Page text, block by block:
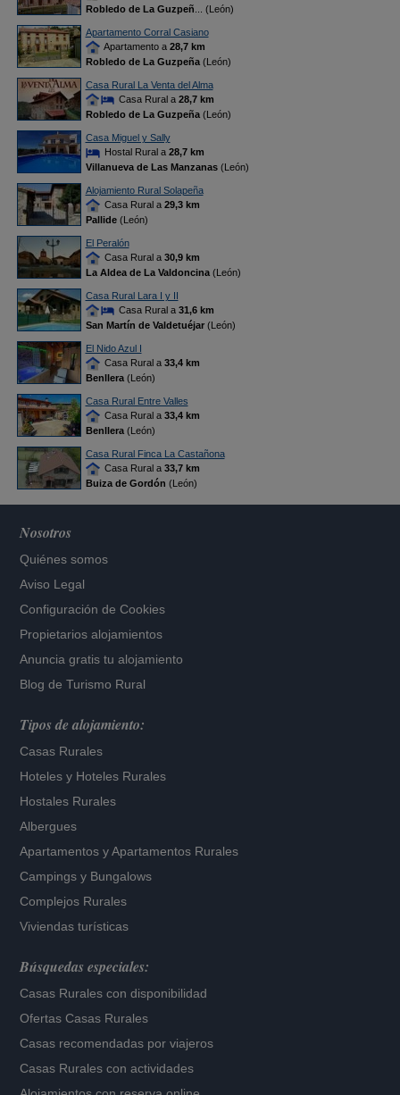
Robledo de La Guzpeñ ... (León)
Apartamento Corral Casiano
Apartamento a 28,7 km
Robledo de La Guzpeña(León)
Casa Rural La Venta del Alma
Casa Rural a 28,7 km
Robledo de La Guzpeña(León)
Casa Miguel y Sally
Hostal Rural a 28,7 km
Villanueva de Las Manzanas(León)
Alojamiento Rural Solapeña
Casa Rural a 29,3 km
Pallide(León)
El Peralón
Casa Rural a 30,9 km
La Aldea de La Valdoncina(León)
Casa Rural Lara I y II
Casa Rural a 31,6 km
San Martín de Valdetuéjar(León)
El Nido Azul I
Casa Rural a 33,4 km
Benllera(León)
Casa Rural Entre Valles
Casa Rural a 33,4 km
Benllera(León)
Casa Rural Finca La Castañona
Casa Rural a 33,7 km
Buiza de Gordón (León)
Nosotros
Quiénes somos
Aviso Legal
Configuración de Cookies
Propietarios alojamientos
Anuncia gratis tu alojamiento
Blog de Turismo Rural
Tipos de alojamiento:
Casas Rurales
Hoteles y Hoteles Rurales
Hostales Rurales
Albergues
Apartamentos yApartamentos Rurales
Campings y Bungalows
Complejos Rurales
Viviendas turísticas
Búsquedas especiales:
Casas Rurales con disponibilidad
Ofertas Casas Rurales
Casas recomendadas por viajeros
Casas Rurales con actividades